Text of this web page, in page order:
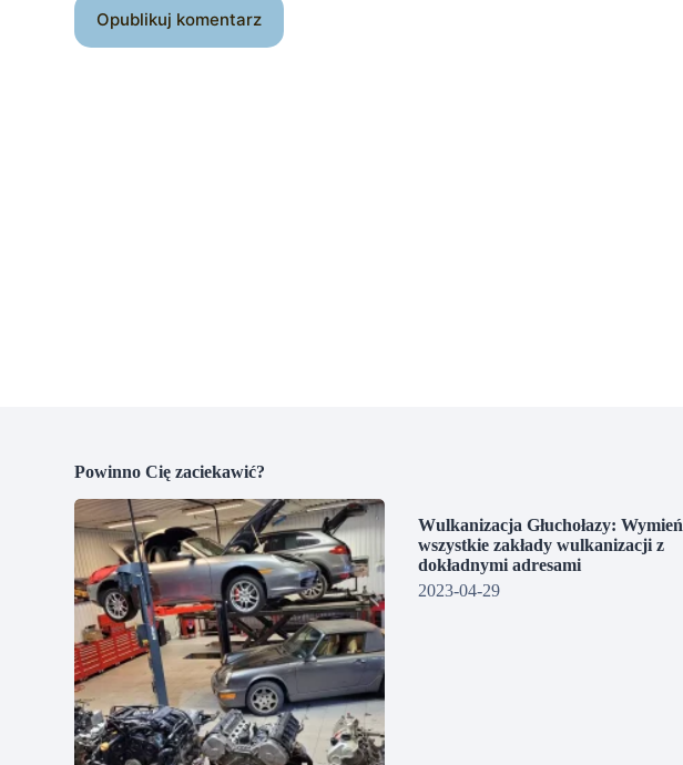
Opublikuj komentarz
Powinno Cię zaciekawić?
Wulkanizacja Głuchołazy: Wymień
wszystkie zakłady wulkanizacji z
dokładnymi adresami
2023-04-29